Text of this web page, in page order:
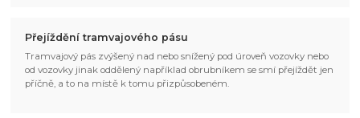
Přejíždění tramvajového pásu
Tramvajový pás zvýšený nad nebo snížený pod úroveň vozovky nebo
od vozovky jinak oddělený například obrubníkem se smí přejíždět jen
příčně, a to na místě k tomu přizpůsobeném.